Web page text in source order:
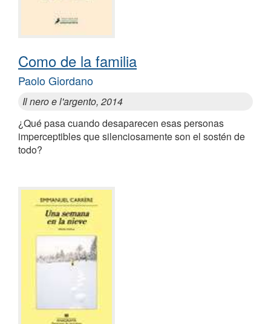
Como de la familia
Paolo Giordano
Il nero e l'argento, 2014
¿Qué pasa cuando desaparecen esas personas
imperceptibles que silenciosamente son el sostén de
todo?